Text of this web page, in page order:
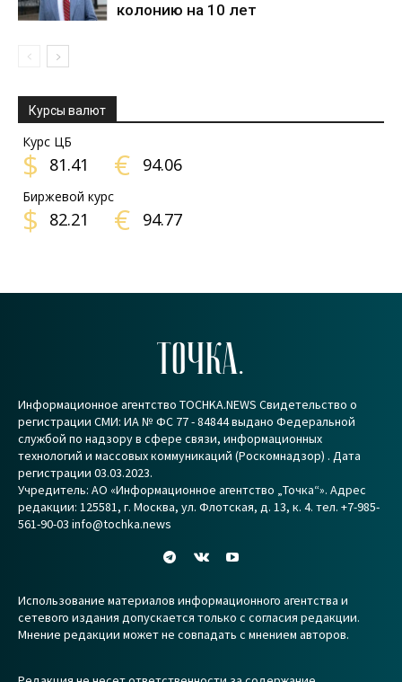
колонию на 10 лет
Курсы валют
Курс ЦБ
$ 81.41 € 94.06
Биржевой курс
$ 82.21 € 94.77
ТОЧКА.
Информационное агентство TOCHKA.NEWS Свидетельство о
регистрации СМИ: ИА № ФС 77 - 84844 выдано Федеральной
службой по надзору в сфере связи, информационных
технологий и массовых коммуникаций (Роскомнадзор) . Дата
регистрации 03.03.2023.
Учредитель: АО «Информационное агентство „Точка“». Адрес
редакции: 125581, г. Москва, ул. Флотская, д. 13, к. 4. тел. +7-985-
561-90-03 info@tochka.news
Использование материалов информационного агентства и
сетевого издания допускается только с согласия редакции.
Мнение редакции может не совпадать с мнением авторов.